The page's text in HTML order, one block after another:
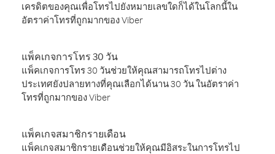
เครดิตของคุณเพื่อโทรไปยังหมายเลขใดก็ได้ในโลกนี้ใน
อัตราค่าโทรที่ถูกมากของ Viber
แพ็คเกจการโทร 30 วัน
แพ็คเกจการโทร 30 วันช่วยให้คุณสามารถโทรไปต่าง
ประเทศยังปลายทางที่คุณเลือกได้นาน 30 วัน ในอัตราค่า
โทรที่ถูกมากของ Viber
แพ็คเกจสมาชิกรายเดือน
แพ็คเกจสมาชิกรายเดือนช่วยให้คุณมีอิสระในการโทรไป